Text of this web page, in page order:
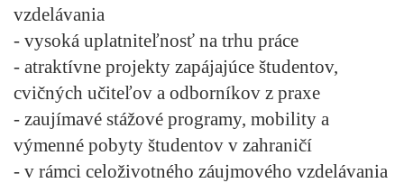
vzdelávania
- vysoká uplatniteľnosť na trhu práce
- atraktívne projekty zapájajúce študentov,
cvičných učiteľov a odborníkov z praxe
- zaujímavé stážové programy, mobility a
výmenné pobyty študentov v zahraničí
- v rámci celoživotného záujmového vzdelávania